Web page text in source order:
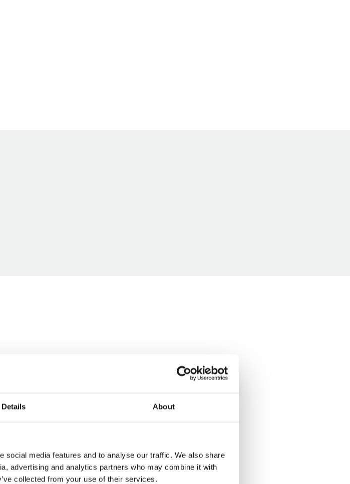
Details About
social media features and to analyse our traffic. We also share
advertising and analytics partners who may combine it with
collected from your use of their services.
crecen y